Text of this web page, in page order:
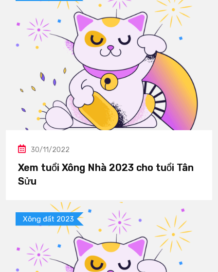
30/11/2022
Xem tuổi Xông Nhà 2023 cho tuổi Tân
Sửu
Xông đất 2023